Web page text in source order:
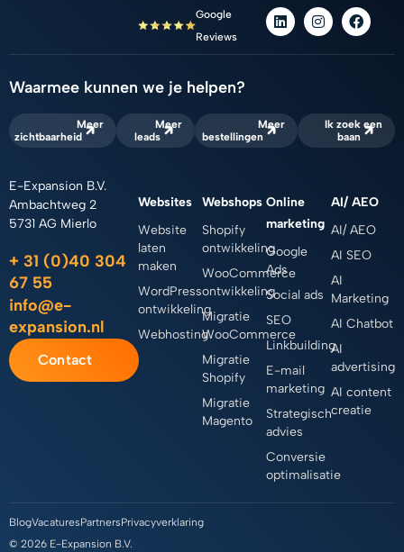
Google
Reviews
L
i
k
n
I
n
t
a
m
F
a
e
k
Waarmee kunnen we je helpen?
Meer
zichtbaarheid
Meer
leads
Meer
bestellingen
Ik zoek een
baan
E-Expansion B.V.
Ambachtweg 2
5731 AG Mierlo
+ 31 (0)40 304
67 55
info@e-
expansion.nl
Contact
Websites
Website
laten
maken
WordPress
ontwikkeling
Webhosting
Webshops
Shopify
ontwikkeling
WooCommerce
ontwikkeling
Migratie
WooCommerce
Migratie
Shopify
Migratie
Magento
Online
marketing
Google
Ads
Social ads
SEO
Linkbuilding
E-mail
marketing
Strategisch
advies
Conversie
optimalisatie
AI/ AEO
AI/ AEO
AI SEO
AI
Marketing
AI Chatbot
AI
advertising
AI content
creatie
© 2026 E-Expansion B.V.
BlogVacaturesPartnersPrivacyverklaring